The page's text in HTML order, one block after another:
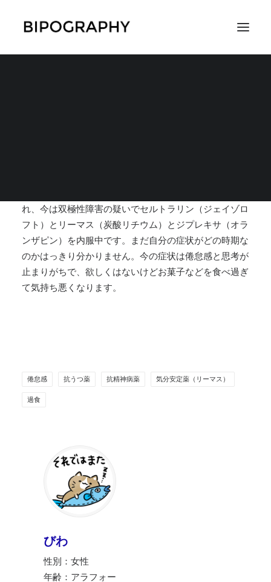
れ、今は双極性障害の疑いでセルトラリン （ジェイゾロ
フト）とリーマス（炭酸リチウム）とジプレキサ（オラ
ンザピン）を内服中です。まだ自分の症状がどの時期な
のかはっきり分かりません。今の症状は倦怠感と思考が
止まりがちで、欲しくはないけどお菓子などを食べ過ぎ
て気持ち悪くなります。
倦怠感 抗うつ薬 抗精神病薬 気分安定薬（リーマス）
過食
びわ
性別：女性
年齢：アラフォー